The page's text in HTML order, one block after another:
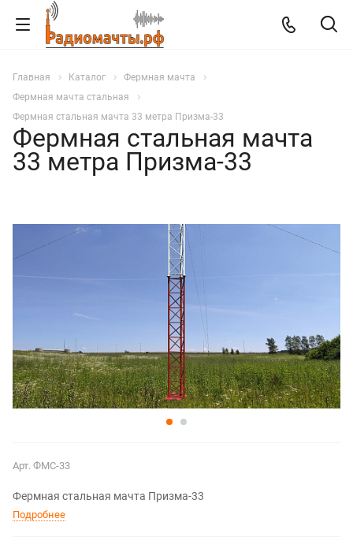
Главная Каталог
Фермная мачта
Фермная мачта стальная
Фермная стальная мачта 33 метра Призма-33
Фермная стальная мачта
33 метра Призма-33
Арт. ФМС-33
Фермная стальная мачта Призма-33
Подробнее